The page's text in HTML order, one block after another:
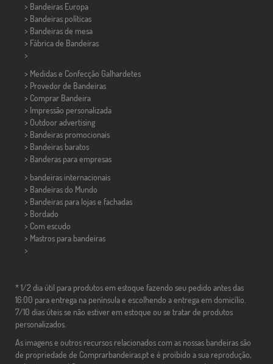
> Bandeiras Europa
> Bandeiras políticas
> Bandeiras de mesa
> Fábrica de Bandeiras
>
> Medidas e Confecção Galhardetes
> Provedor de Bandeiras
> Comprar Bandeira
> Impressão personalizada
> Outdoor advertising
> Bandeiras promocionais
> Bandeiras baratos
> Banderas para empresas
> bandeiras internacionais
> Bandeiras do Mundo
> Bandeiras para lojas e fachadas
> Bordado
> Com escudo
> Mastros para bandeiras
>
* 1/2 dia útil para produtos em estoque fazendo seu pedido antes das
16:00 para entrega na península e escolhendo a entrega em domicílio.
7/10 dias úteis se não estiver em estoque ou se tratar de produtos
personalizados.
As imagens e outros recursos relacionados com as nossas bandeiras são
de propriedade de Comprarbandeiras.pt e é proibido a sua reprodução,